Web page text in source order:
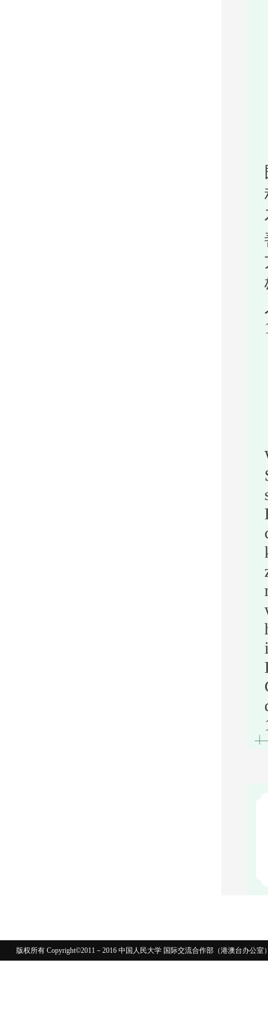
版权所有 Copyright©2011－2016 中国人民大学 国际交流合作部（港澳台办